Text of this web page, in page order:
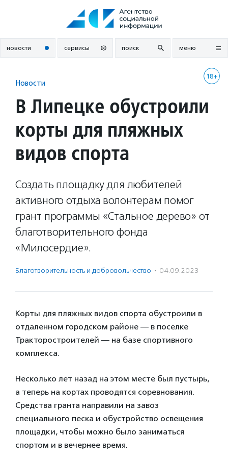
новости сервисы поиск меню
18+
Новости
В Липецке обустроили
корты для пляжных
видов спорта
Создать площадку для любителей
активного отдыха волонтерам помог
грант программы «Стальное дерево» от
благотворительного фонда
«Милосердие».
Благотвори­тель­ность и доброволь­чест­во · 04.09.2023
Корты для пляжных видов спорта обустроили в
отдаленном городском районе — в поселке
Тракторостроителей — на базе спортивного
комплекса.
Несколько лет назад на этом месте был пустырь,
а теперь на кортах проводятся соревнования.
Средства гранта направили на завоз
специального песка и обустройство освещения
площадки, чтобы можно было заниматься
спортом и в вечернее время.